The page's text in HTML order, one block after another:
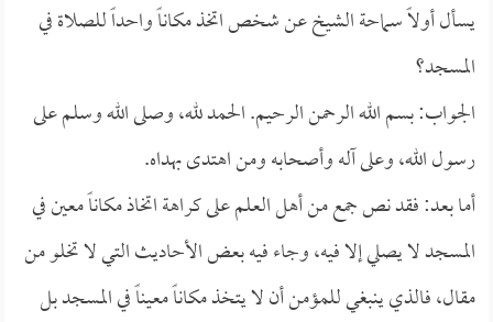
يسأل أولاً سماحة الشيخ عن شخص اتخذ مكاناً واحداً للصلاة في
المسجد؟
الجواب: بسم الله الرحمن الرحيم. الحمد لله، وصلى الله وسلم على
رسول الله، وعلى آله وأصحابه ومن اهتدى بهداه.
أما بعد: فقد نص جمع من أهل العلم على كراهة اتخاذ مكاناً معين في
المسجد لا يصلي إلا فيه، وجاء فيه بعض الأحاديث التي لا تخلو من
مقال، فالذي ينبغي للمؤمن أن لا يتخذ مكاناً معيناً في المسجد بل